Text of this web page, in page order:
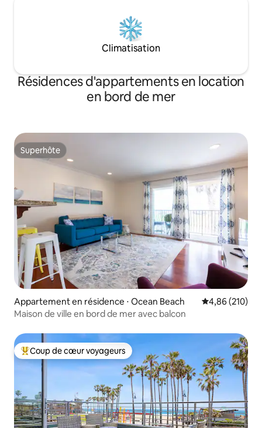
Climatisation
Résidences d'appartements en location
en bord de mer
Superhôte
Superhôte
Appartement en résidence ⋅ Ocean Beach Évaluation
4,86 (210)
Maison de ville en bord de mer avec balcon
Coups de cœur voyageurs les plus appréciés
Coup de cœur voyageurs